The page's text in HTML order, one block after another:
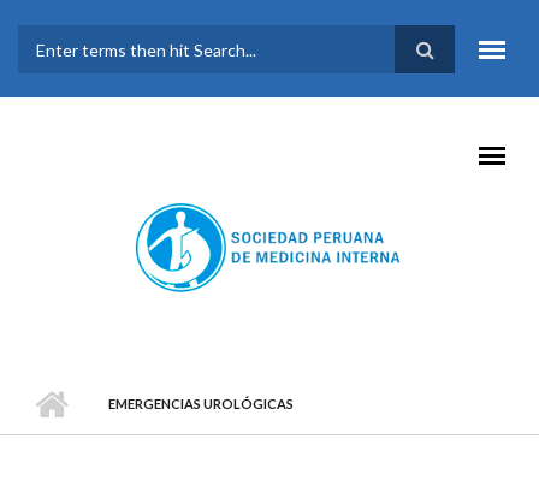
FORMULARIO DE
BÚSQUEDA
EMERGENCIAS UROLÓGICAS